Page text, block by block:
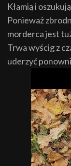
Kłamią i
Ponieważ
morderca jest
Trwa wyścig z
uderzyć